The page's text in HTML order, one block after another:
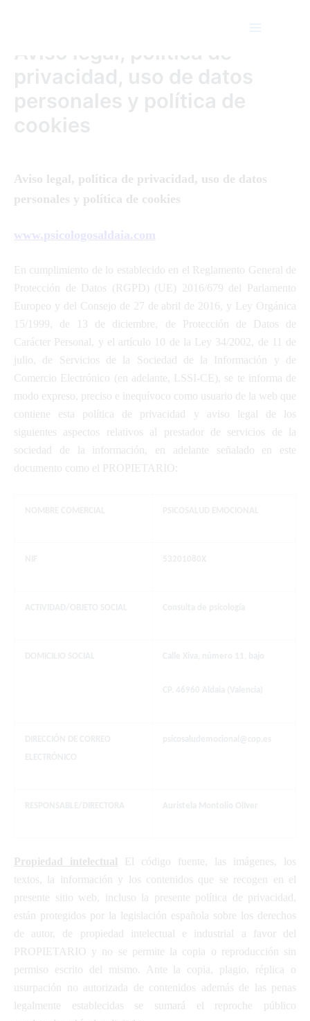
Aviso legal, política de privacidad, uso de datos
personales y política de cookies
www.psicologosaldaia.com
En cumplimiento de lo establecido en el Reglamento General de
Protección de Datos (RGPD) (UE) 2016/679 del Parlamento
Europeo y del Consejo de 27 de abril de 2016, y Ley Orgánica
15/1999, de 13 de diciembre, de Protección de Datos de
Carácter Personal, y el artículo 10 de la Ley 34/2002, de 11 de
julio, de Servicios de la Sociedad de la Información y de
Comercio Electrónico (en adelante, LSSI-CE), se te informa de
modo expreso, preciso e inequívoco como usuario de la web que
contiene esta política de privacidad y aviso legal de los
siguientes aspectos relativos al prestador de servicios de la
sociedad de la información, en adelante señalado en este
documento como el PROPIETARIO:
Propiedad intelectual
El código fuente, las imágenes, los
textos, la información y los contenidos que se recogen en el
presente sitio web, incluso la presente política de privacidad,
están protegidos por la legislación española sobre los derechos
de autor, de propiedad intelectual e industrial a favor del
PROPIETARIO y no se permite la copia o reproducción sin
permiso escrito del mismo. Ante la copia, plagio, réplica o
usurpación no autorizada de contenidos además de las penas
legalmente establecidas se sumará el reproche público